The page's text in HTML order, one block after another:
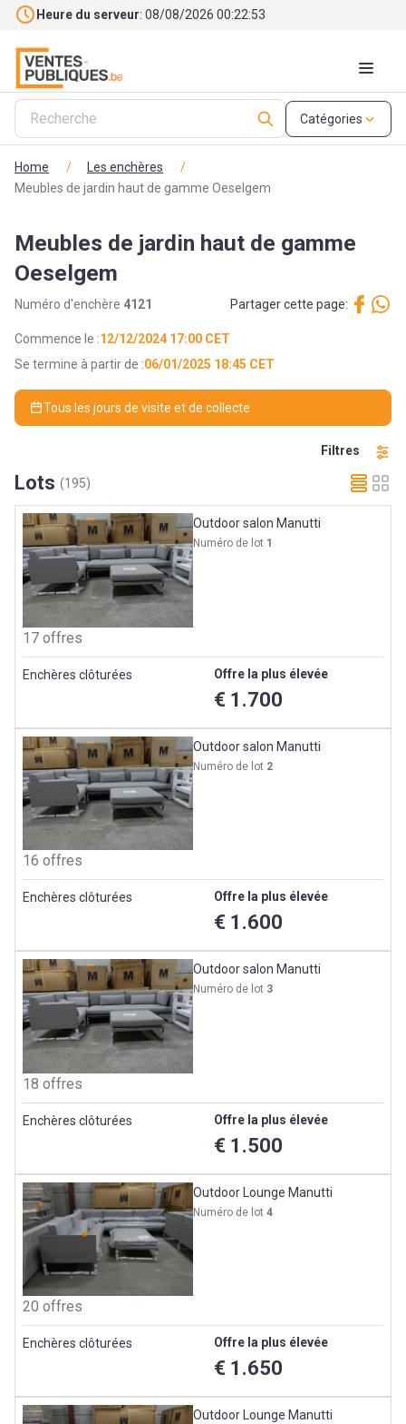
Skip to main content
Heure du serveur: 08/08/2026 00:22:55
Catégories
Home / Les enchères
/
Meubles de jardin haut de gamme Oeselgem
Meubles de jardin haut de gamme
Oeselgem
Numéro d'enchère 4121 Partager cette page:
Commence le :12/12/2024 17:00 CET
Se termine à partir de :06/01/2025 18:45 CET
Tous les jours de visite et de collecte
Filtres
Lots (195)
Outdoor salon Manutti
Numéro de lot 1
17 offres
Enchères clôturées Offre la plus élevée
€ 1.700
Outdoor salon Manutti
Numéro de lot 2
16 offres
Enchères clôturées Offre la plus élevée
€ 1.600
Outdoor salon Manutti
Numéro de lot 3
18 offres
Enchères clôturées Offre la plus élevée
€ 1.500
Outdoor Lounge Manutti
Numéro de lot4
20 offres
Enchères clôturées Offre la plus élevée
€ 1.650
Outdoor Lounge Manutti